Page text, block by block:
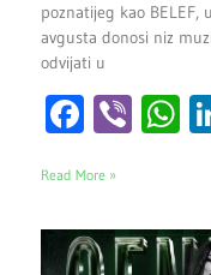
poznatijeg kao BELEF,
avgusta donosi niz
odvijati u
Read More »